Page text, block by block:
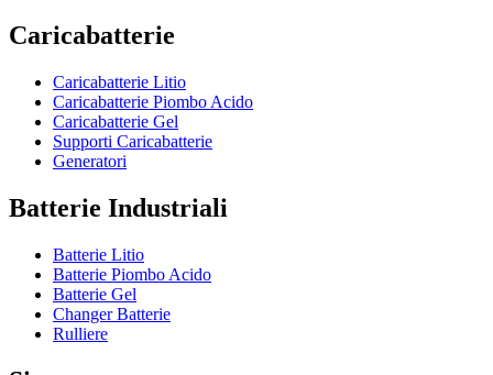
Caricabatterie
Caricabatterie Litio
Caricabatterie Piombo Acido
Caricabatterie Gel
Supporti Caricabatterie
Generatori
Batterie Industriali
Batterie Litio
Batterie Piombo Acido
Batterie Gel
Changer Batterie
Rulliere